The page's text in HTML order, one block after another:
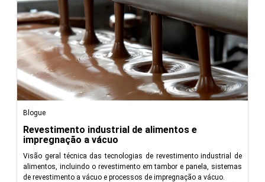
Blogue
Revestimento industrial de alimentos e
impregnação a vácuo
Visão geral técnica das tecnologias de revestimento industrial de
alimentos, incluindo o revestimento em tambor e panela, sistemas
de revestimento a vácuo e processos de impregnação a vácuo.